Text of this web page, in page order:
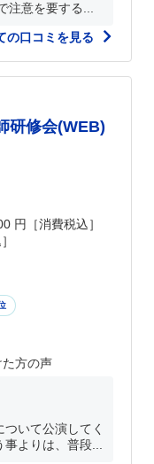
注意を要する...
の口コミを見る
研修会(WEB)
円［消費税込］
方の声
いて公演してく
よりは、普段...